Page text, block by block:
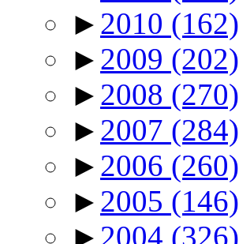
► 2010 (162)
► 2009 (202)
► 2008 (270)
► 2007 (284)
► 2006 (260)
► 2005 (146)
► 2004 (326)